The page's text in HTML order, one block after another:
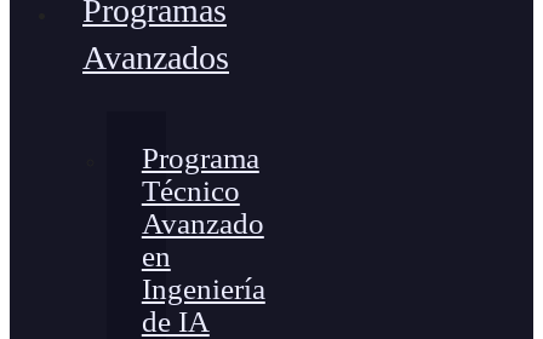
Programas
Avanzados
Programa
Técnico
Avanzado
en
Ingeniería
de IA